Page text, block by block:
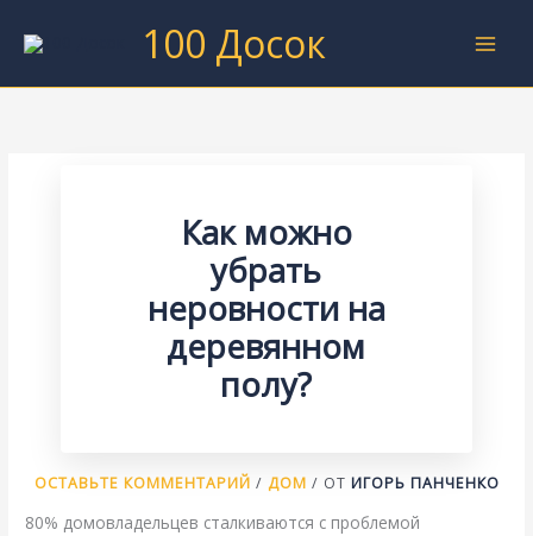
100 Досок
Как можно
убрать
неровности на
деревянном
полу?
ОСТАВЬТЕ КОММЕНТАРИЙ / ДОМ / ОТ ИГОРЬ ПАНЧЕНКО
80% домовладельцев сталкиваются с проблемой